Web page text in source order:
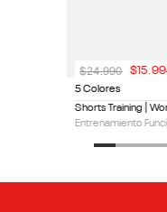
5 Colores
Shorts Training |
Entrenamiento
$24.990 $15.